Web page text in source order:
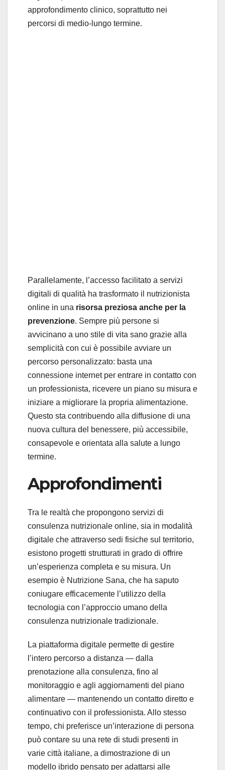
approfondimento clinico, soprattutto nei
percorsi di medio-lungo termine.
Parallelamente, l’accesso facilitato a servizi
digitali di qualità ha trasformato il nutrizionista
online in una risorsa preziosa anche per la
prevenzione. Sempre più persone si
avvicinano a uno stile di vita sano grazie alla
semplicità con cui è possibile avviare un
percorso personalizzato: basta una
connessione internet per entrare in contatto con
un professionista, ricevere un piano su misura e
iniziare a migliorare la propria alimentazione.
Questo sta contribuendo alla diffusione di una
nuova cultura del benessere, più accessibile,
consapevole e orientata alla salute a lungo
termine.
Approfondimenti
Tra le realtà che propongono servizi di
consulenza nutrizionale online, sia in modalità
digitale che attraverso sedi fisiche sul territorio,
esistono progetti strutturati in grado di offrire
un’esperienza completa e su misura. Un
esempio è Nutrizione Sana, che ha saputo
coniugare efficacemente l’utilizzo della
tecnologia con l’approccio umano della
consulenza nutrizionale tradizionale.
La piattaforma digitale permette di gestire
l’intero percorso a distanza — dalla
prenotazione alla consulenza, fino al
monitoraggio e agli aggiornamenti del piano
alimentare — mantenendo un contatto diretto e
continuativo con il professionista. Allo stesso
tempo, chi preferisce un’interazione di persona
può contare su una rete di studi presenti in
varie città italiane, a dimostrazione di un
modello ibrido pensato per adattarsi alle